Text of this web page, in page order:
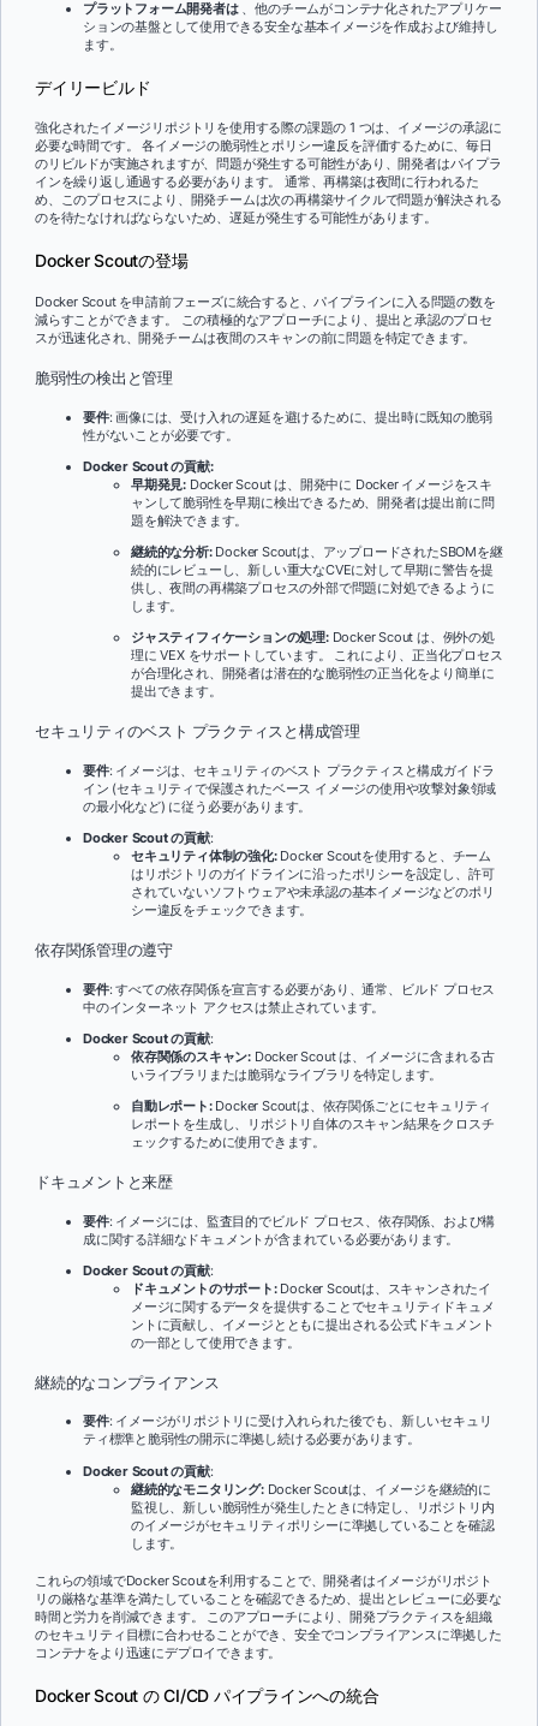
プラットフォーム開発者は、他のチームがコンテナ化されたアプリケー
ションの基盤として使用できる安全な基本イメージを作成および維持し
ます。
デイリービルド
強化されたイメージリポジトリを使用する際の課題の 1 つは、イメージの承認に
必要な時間です。 各イメージの脆弱性とポリシー違反を評価するために、毎日
のリビルドが実施されますが、問題が発生する可能性があり、開発者はパイプラ
インを繰り返し通過する必要があります。 通常、再構築は夜間に行われるた
め、このプロセスにより、開発チームは次の再構築サイクルで問題が解決される
のを待たなければならないため、遅延が発生する可能性があります。
Docker Scoutの登場
Docker Scout を申請前フェーズに統合すると、パイプラインに入る問題の数を
減らすことができます。 この積極的なアプローチにより、提出と承認のプロセ
スが迅速化され、開発チームは夜間のスキャンの前に問題を特定できます。
脆弱性の検出と管理
要件: 画像には、受け入れの遅延を避けるために、提出時に既知の脆弱
性がないことが必要です。
Docker Scout の貢献:
早期発見: Docker Scout は、開発中に Docker イメージをスキ
ャンして脆弱性を早期に検出できるため、開発者は提出前に問
題を解決できます。
継続的な分析:Docker Scoutは、アップロードされたSBOMを継
続的にレビューし、新しい重大なCVEに対して早期に警告を提
供し、夜間の再構築プロセスの外部で問題に対処できるように
します。
ジャスティフィケーションの処理:Docker Scout は、例外の処
理に VEX をサポートしています。 これにより、正当化プロセス
が合理化され、開発者は潜在的な脆弱性の正当化をより簡単に
提出できます。
セキュリティのベスト プラクティスと構成管理
要件: イメージは、セキュリティのベスト プラクティスと構成ガイドラ
イン (セキュリティで保護されたベース イメージの使用や攻撃対象領域
の最小化など) に従う必要があります。
Docker Scout の貢献:
セキュリティ体制の強化:Docker Scoutを使用すると、チーム
はリポジトリのガイドラインに沿ったポリシーを設定し、許可
されていないソフトウェアや未承認の基本イメージなどのポリ
シー違反をチェックできます。
依存関係管理の遵守
要件: すべての依存関係を宣言する必要があり、通常、ビルド プロセス
中のインターネット アクセスは禁止されています。
Docker Scout の貢献:
依存関係のスキャン: Docker Scout は、イメージに含まれる古
いライブラリまたは脆弱なライブラリを特定します。
自動レポート:Docker Scoutは、依存関係ごとにセキュリティ
レポートを生成し、リポジトリ自体のスキャン結果をクロスチ
ェックするために使用できます。
ドキュメントと来歴
要件: イメージには、監査目的でビルド プロセス、依存関係、および構
成に関する詳細なドキュメントが含まれている必要があります。
Docker Scout の貢献:
ドキュメントのサポート:Docker Scoutは、スキャンされたイ
メージに関するデータを提供することでセキュリティドキュメ
ントに貢献し、イメージとともに提出される公式ドキュメント
の一部として使用できます。
継続的なコンプライアンス
要件: イメージがリポジトリに受け入れられた後でも、新しいセキュリ
ティ標準と脆弱性の開示に準拠し続ける必要があります。
Docker Scout の貢献:
継続的なモニタリング:Docker Scoutは、イメージを継続的に
監視し、新しい脆弱性が発生したときに特定し、リポジトリ内
のイメージがセキュリティポリシーに準拠していることを確認
します。
これらの領域でDocker Scoutを利用することで、開発者はイメージがリポジト
リの厳格な基準を満たしていることを確認できるため、提出とレビューに必要な
時間と労力を削減できます。 このアプローチにより、開発プラクティスを組織
のセキュリティ目標に合わせることができ、安全でコンプライアンスに準拠した
コンテナをより迅速にデプロイできます。
Docker Scout の CI/CD パイプラインへの統合